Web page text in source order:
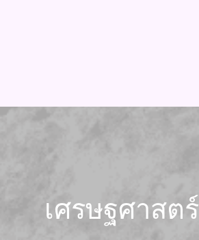
เศรษฐศาสตร์